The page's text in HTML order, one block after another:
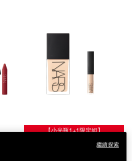
【小光瓶1+1限定組】
繼續探索